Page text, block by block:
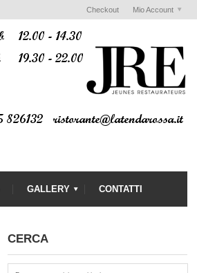
Checkout Mio Account
GALLERY CONTATTI
CERCA